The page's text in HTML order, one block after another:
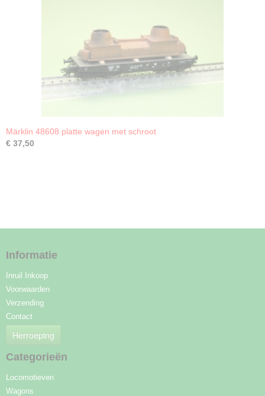
Märklin 48608 platte wagen met schroot
€ 37,50
Informatie
Inruil Inkoop
Voorwaarden
Verzending
Contact
Herroeping
Categorieën
Locomotieven
Wagons